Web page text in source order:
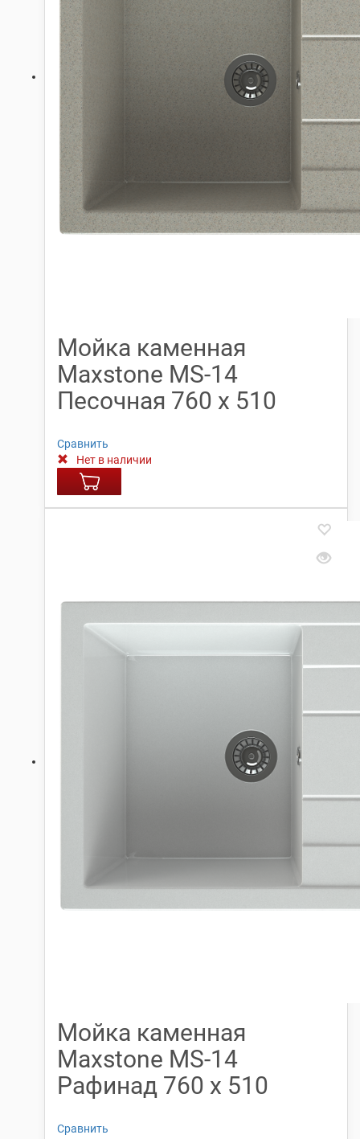
Мойка каменная
Maxstone МS-14
Песочная 760 х 510
Сравнить
Нет в наличии
Мойка каменная
Maxstone МS-14
Рафинад 760 х 510
Сравнить